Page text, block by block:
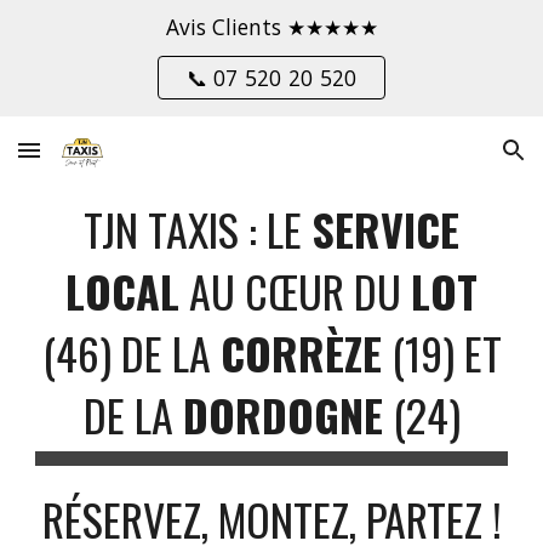
Avis Clients ★★★★★
📞 07 520 20 520
TJN TAXIS : LE SERVICE
LOCALAU CŒUR DU LOT
(46) DE LA CORRÈZE (19) ET
DE LA DORDOGNE (24)
RÉSERVEZ, MONTEZ, PARTEZ !